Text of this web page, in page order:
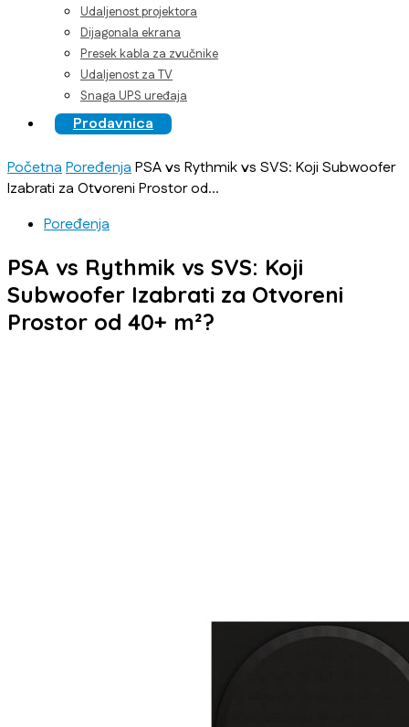
Udaljenost projektora
Dijagonala ekrana
Presek kabla za zvučnike
Udaljenost za TV
Snaga UPS uređaja
Prodavnica
PočetnaPoređenjaPSA vs Rythmik vs SVS: Koji Subwoofer
Izabrati za Otvoreni Prostor od...
Poređenja
PSA vs Rythmik vs SVS: Koji
Subwoofer Izabrati za Otvoreni
Prostor od 40+ m²?